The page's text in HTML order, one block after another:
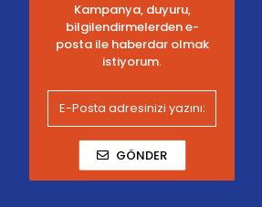
Kampanya, duyuru,
bilgilendirmelerden e-
posta ile haberdar olmak
istiyorum.
GÖNDER